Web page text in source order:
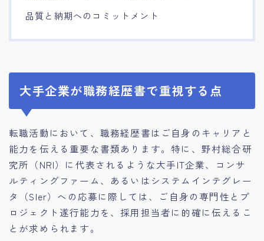
品質と納期へのコミットメント
大手企業が職務経歴書で重視する点
転職活動において、職務経歴書はご自身のキャリアと
能力を伝える重要な書類あります。特に、野村総合研
究所（NRI）に代表されるような大手IT企業、コンサ
ルティングファーム、あるいはシステムインテグレー
タ（SIer）への応募に際しては、ご自身の専門性とプ
ロジェクト遂行能力を、採用担当者に的確に伝えるこ
とが求められます。